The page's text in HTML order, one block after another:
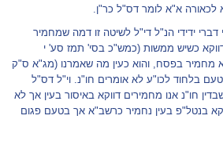
א"א לומר דס"ל כר"ן.
ידידי הנ"ל די"ל לשיטה זו דמה שמחמיר
כשיש ממשות (כמש"כ בסי' תמז סע' י
בפסח, והוא כעין מה שאמרנו (מג"א ס"ק
בלחוד לכו"ע לא אומרים חו"נ. וי"ל דס"ל
חו"נ אנו מחמירים דווקא באיסור בעין אך לא
בנטל"פ בעין נחמיר כרשב"א אך בטעם פגום